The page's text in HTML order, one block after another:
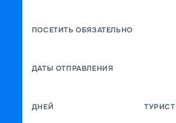
ПОСЕТИТЬ ОБЯЗАТЕЛЬНО
ДАТЫ ОТПРАВЛЕНИЯ
ДНЕЙ